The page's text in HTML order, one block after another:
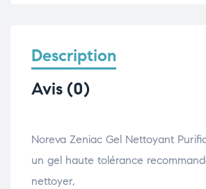
Description
Avis (0)
Noreva Zeniac Gel Nettoyant
un gel haute tolérance
nettoyer,